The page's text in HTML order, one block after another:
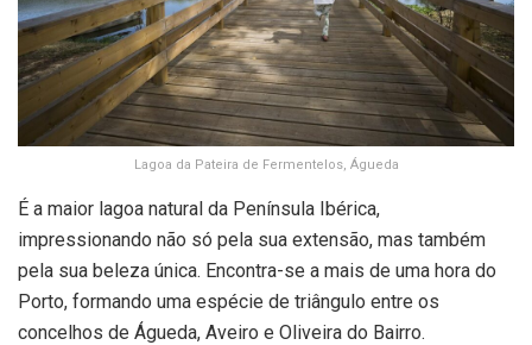
Lagoa da Pateira de Fermentelos, Águeda
É a maior lagoa natural da Península Ibérica,
impressionando não só pela sua extensão, mas também
pela sua beleza única. Encontra-se a mais de uma hora do
Porto, formando uma espécie de triângulo entre os
concelhos de Águeda, Aveiro e Oliveira do Bairro.